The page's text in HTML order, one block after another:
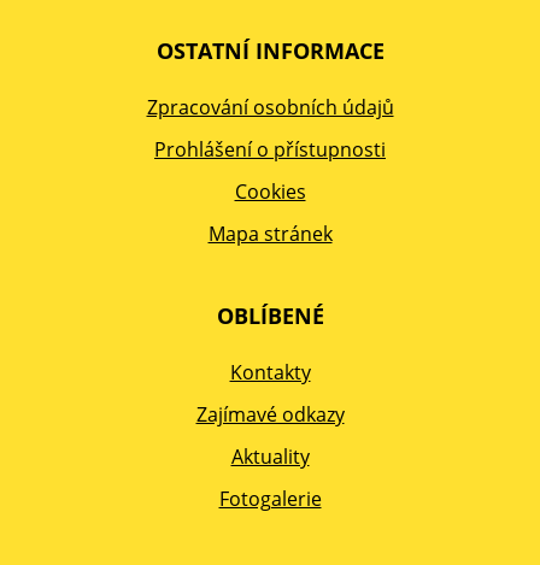
OSTATNÍ INFORMACE
Zpracování osobních údajů
Prohlášení o přístupnosti
Cookies
Mapa stránek
OBLÍBENÉ
Kontakty
Zajímavé odkazy
Aktuality
Fotogalerie